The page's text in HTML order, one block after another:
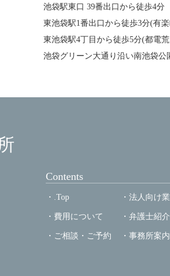
池袋駅東口 39番出口から徒歩4分
東池袋駅1番出口から徒歩3分(有
東池袋駅4丁目から徒歩5分(都電
池袋グリーン大通り沿い南池袋公
Contents
.Top 法人向け
費用について 弁護士紹介
ご相談・ご予約 事務所案内